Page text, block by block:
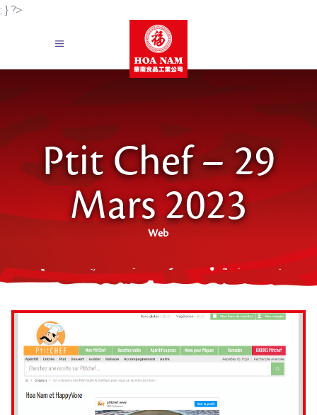
; } ?>
Ptit Chef – 29
Mars 2023
Web